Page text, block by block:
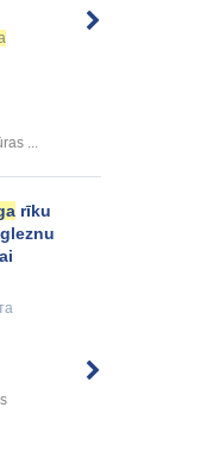
...
rīku